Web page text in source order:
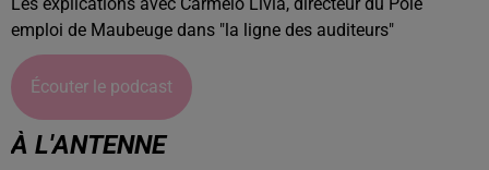
emploi de Maubeuge dans "la ligne des auditeurs"
Écouter le podcast
À L'ANTENNE